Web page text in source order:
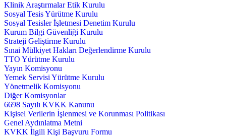
Klinik Araştırmalar Etik Kurulu
Sosyal Tesis Yürütme Kurulu
Sosyal Tesisler İşletmesi Denetim Kurulu
Kurum Bilgi Güvenliği Kurulu
Strateji Geliştirme Kurulu
Sınai Mülkiyet Hakları Değerlendirme Kurulu
TTO Yürütme Kurulu
Yayın Komisyonu
Yemek Servisi Yürütme Kurulu
Yönetmelik Komisyonu
Diğer Komisyonlar
6698 Sayılı KVKK Kanunu
Kişisel Verilerin İşlenmesi ve Korunması Politikası
Genel Aydınlatma Metni
KVKK İlgili Kişi Başvuru Formu